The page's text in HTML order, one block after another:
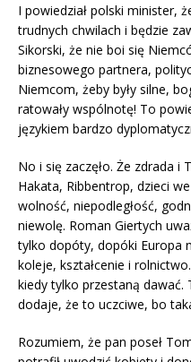
I powiedział polski minister,
trudnych chwilach i będzie
Sikorski, że nie boi się
biznesowego partnera,
Niemcom, żeby były silne,
ratowały wspólnotę! To
językiem bardzo
No i się zaczęło. Że zdrada i
Hakata, Ribbentrop, dzieci
wolność, niepodległość,
niewolę. Roman Giertych
tylko dopóty, dopóki Europa
koleje, kształcenie i
kiedy tylko przestaną dawać.
dodaje, że to uczciwe, bo
Rozumiem, że pan poseł